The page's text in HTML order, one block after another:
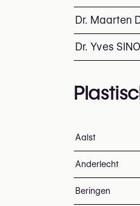
Dr. Maarten
Dr. Yves
Aalst
Anderlecht
Beringen